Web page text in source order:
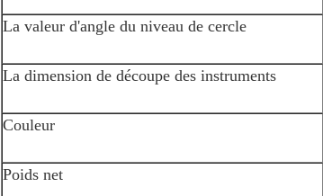
La valeur d'angle du niveau de cercle
La dimension de découpe des instruments
Couleur
Poids net